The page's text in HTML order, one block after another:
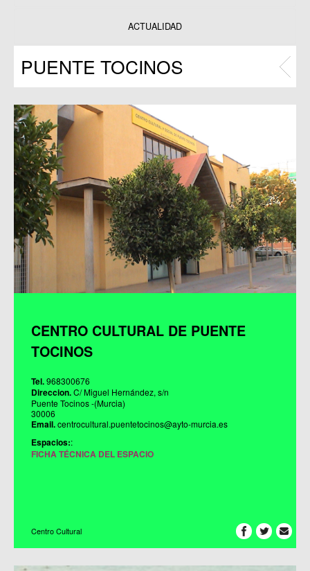
Programas
ACTUALIDAD
PUENTE TOCINOS
CENTRO CULTURAL DE PUENTE
TOCINOS
Tel.968300676
Direccion.C/ Miguel Hernández, s/n
Puente Tocinos -(Murcia)
30006
Email.centrocultural.puentetocinos@ayto-murcia.es
Espacios::
FICHA TÉCNICA DEL ESPACIO
Centro Cultural